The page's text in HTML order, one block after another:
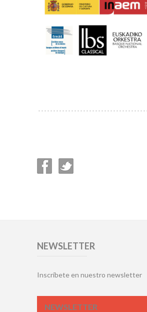
NEWSLETTER
Inscríbete en nuestro newsletter
NEWSLETTER